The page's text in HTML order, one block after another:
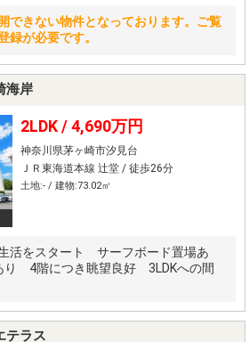
できない物件となっております。ご覧
録が必要です。
海岸
2LDK /4,690万円
神奈川県茅ヶ崎市汐見台
ＪＲ東海道本線 辻堂 / 徒歩26分
土地:- / 建物:73.02㎡
活をスタート サーフボード置場あ
り 4階につき眺望良好 3LDKへの間
テラス